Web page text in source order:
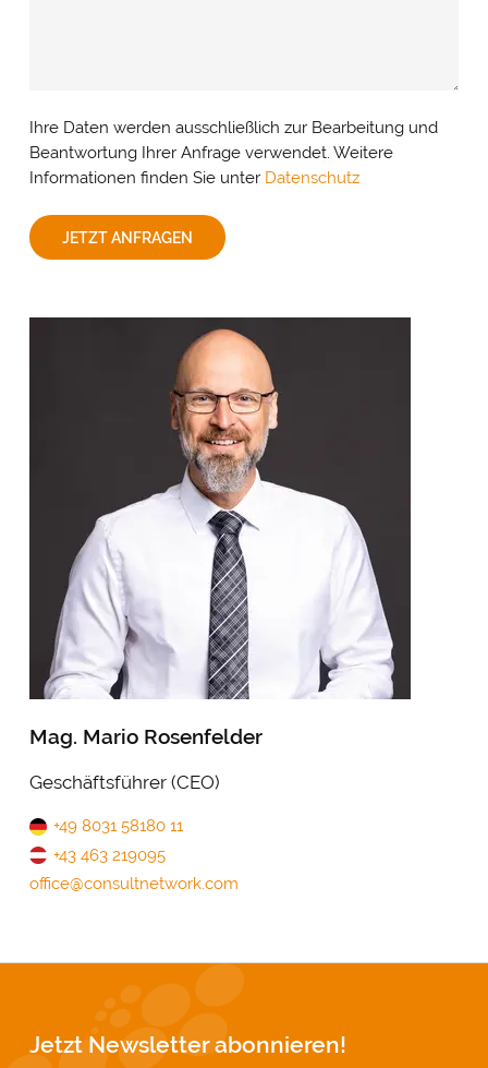
Ihre Daten werden ausschließlich zur Bearbeitung und
Beantwortung Ihrer Anfrage verwendet. Weitere
Informationen finden Sie unter Datenschutz
JETZT ANFRAGEN
Mag. Mario Rosenfelder
Geschäftsführer (CEO)
+49 8031 58180 11
+43 463 219095
office@consultnetwork.com
Jetzt Newsletter abonnieren!